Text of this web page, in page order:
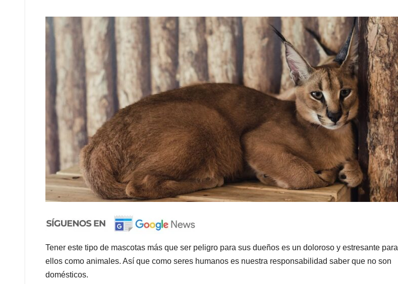
Tener este tipo de mascotas más que ser peligro para sus dueños es un doloroso y estresante para
ellos como animales. Así que como seres humanos es nuestra responsabilidad saber que no son
domésticos.